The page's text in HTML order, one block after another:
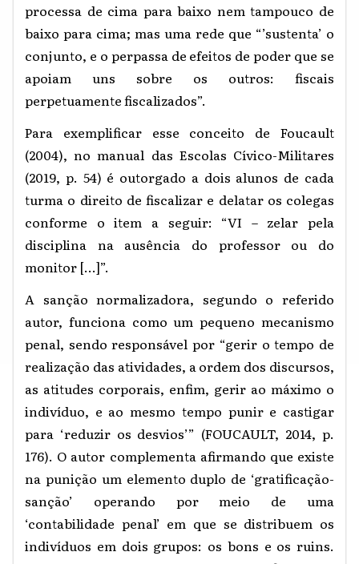
processa de cima para baixo nem tampouco de
baixo para cima; mas uma rede que “’sustenta’ o
conjunto, e o perpassa de efeitos de poder que se
apoiam uns sobre os outros: fiscais
perpetuamente fiscalizados”.
Para exemplificar esse conceito de Foucault
(2004), no manual das Escolas Cívico-Militares
(2019, p. 54) é outorgado a dois alunos de cada
turma o direito de fiscalizar e delatar os colegas
conforme o item a seguir: “VI – zelar pela
disciplina na ausência do professor ou do
monitor [...]”.
A sanção normalizadora, segundo o referido
autor, funciona como um pequeno mecanismo
penal, sendo responsável por “gerir o tempo de
realização das atividades, a ordem dos discursos,
as atitudes corporais, enfim, gerir ao máximo o
indivíduo, e ao mesmo tempo punir e castigar
para ‘reduzir os desvios’” (FOUCAULT, 2014, p.
176). O autor complementa afirmando que existe
na punição um elemento duplo de ‘gratificação-
sanção’ operando por meio de uma
‘contabilidade penal’ em que se distribuem os
indivíduos em dois grupos: os bons e os ruins.